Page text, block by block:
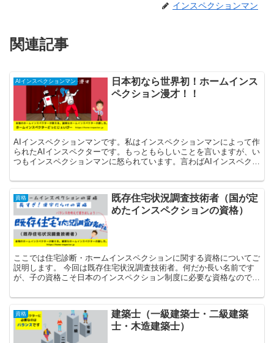
インスペクションマン
関連記事
AIインスペクションマン
日本初なら世界初！ホームインス
ペクション漫才！！
AIインスペクションマンです。私はインスペクションマンによって作
られたAIインスペクターです。もっともらしいことを言いますが、い
つもインスペクションマンに怒られています。言わばAIインスペクシ
ンスペクションマンとの掛け合いをお楽しみください。
資格
既存住宅状況調査技術者（国が定
めたインスペクションの資格）
ここでは住宅診断・ホームインスペクションに関する資格についてご
説明します。 今回は既存住宅状況調査技術者。何だか長い名前です
が、子の資格こそ日本のインスペクション制度に必要な資格なので
資格
建築士（一級建築士・二級建築
士・木造建築士）